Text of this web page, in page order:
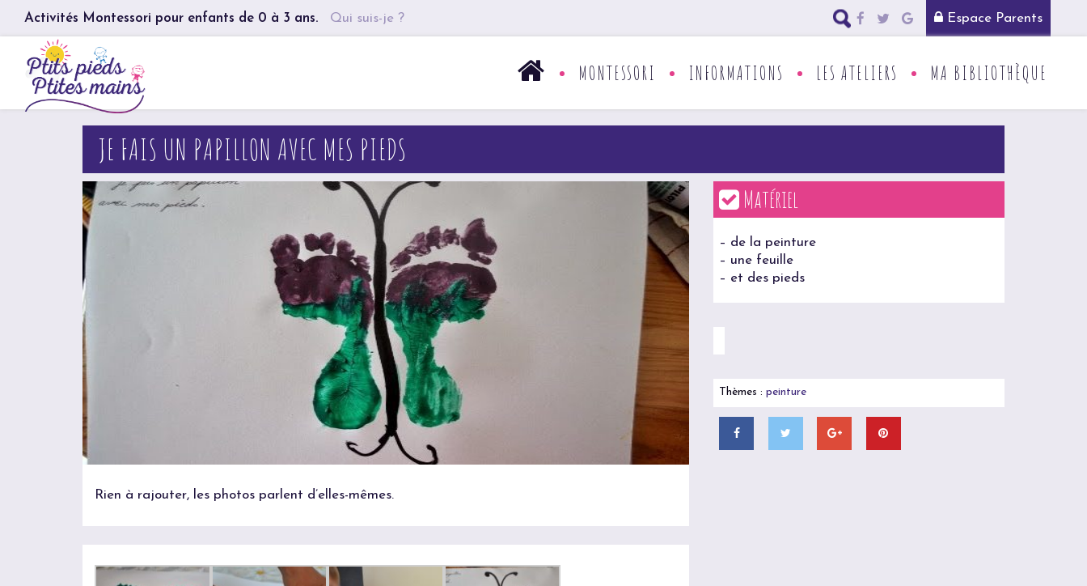
Activités Montessori pour enfants de 0 à 3 ans. Qui suis-je ? Espace Parents
MONTESSORI INFORMATIONS LES ATELIERS MA BIBLIOTHÈQUE
JE FAIS UN PAPILLON AVEC MES PIEDS
Rien à rajouter, les photos parlent d’elles-mêmes.
Matériel
– de la peinture
– une feuille
– et des pieds
Thèmes :peinture